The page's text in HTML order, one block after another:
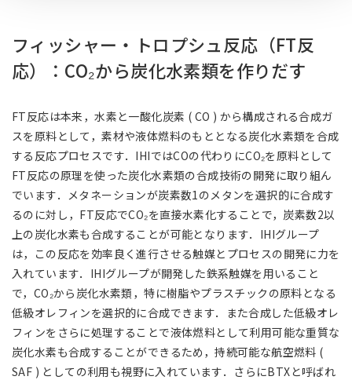
フィッシャー・トロプシュ反応（FT反
応）：CO₂から炭化水素類を作りだす
FT反応は本来，水素と一酸化炭素 ( CO ) から構成される合成ガ
スを原料として，素材や液体燃料のもととなる炭化水素類を合成
する反応プロセスです．IHIではCOの代わりにCO₂を原料として
FT反応の原理を使った炭化水素類の合成技術の開発に取り組ん
でいます．メタネーションが炭素数1のメタンを選択的に合成す
るのに対し，FT反応でCO₂を直接水素化することで，炭素数2以
上の炭化水素も合成することが可能となります．IHIグループ
は，この反応を効率良く進行させる触媒とプロセスの開発に力を
入れています．IHIグループが開発した鉄系触媒を用いること
で，CO₂から炭化水素類，特に樹脂やプラスチックの原料となる
低級オレフィンを選択的に合成できます．また合成した低級オレ
フィンをさらに処理することで液体燃料として利用可能な重質な
炭化水素も合成することができるため，持続可能な航空燃料 (
SAF ) としての利用も視野に入れています．さらにBTXと呼ばれ